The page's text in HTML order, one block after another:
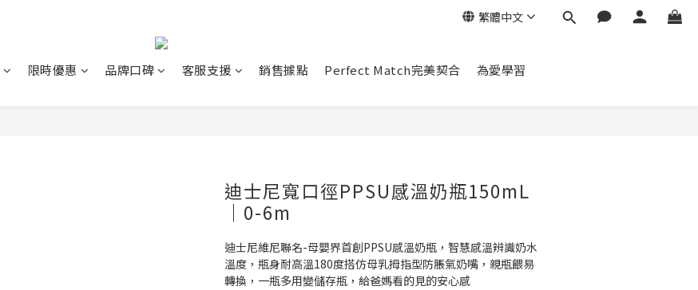
繁體中文
限時優惠 品牌口碑 客服支援 銷售據點 Perfect Match完美契合 為愛學習
迪士尼寬口徑PPSU感溫奶瓶150mL
｜0-6m
迪士尼維尼聯名-母嬰界首創PPSU感溫奶瓶，智慧感溫辨識奶水
溫度，瓶身耐高溫180度搭仿母乳拇指型防脹氣奶嘴，親瓶餵易
轉換，一瓶多用變儲存瓶，給爸媽看的見的安心感